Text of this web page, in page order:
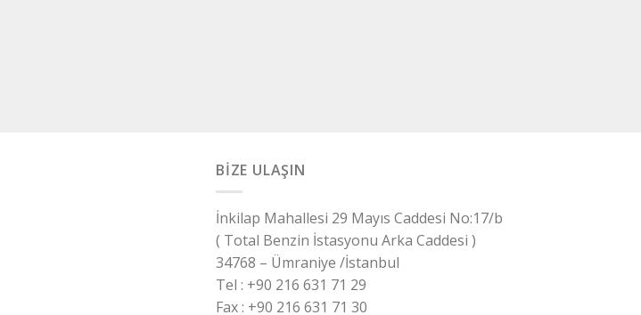
BİZE ULAŞIN
İnkilap Mahallesi 29 Mayıs Caddesi No:17/b
( Total Benzin İstasyonu Arka Caddesi )
34768 – Ümraniye /İstanbul
Tel : +90 216 631 71 29
Fax : +90 216 631 71 30